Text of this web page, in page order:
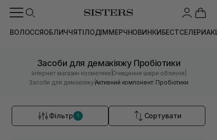
ВОЛОССЯОБЛИЧЧЯТІЛОДІММЕРЧНОВИНКИБЕСТСЕЛЕРИ
Засоби для демакіяжу Пробіотики
Інтернет магазин косметики |Очищення шкіри обличчя
Засоби для демакіяжу |Активний компонент: Пробіотики
Фільтр 1 Сортувати